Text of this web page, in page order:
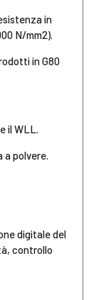
in
N/mm2).
in G80
il WLL.
a polvere.
digitale del
controllo